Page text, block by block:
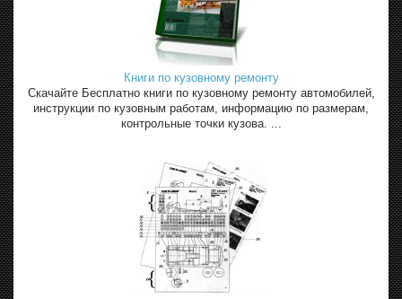
Книги по кузовному ремонту
Скачайте Бесплатно книги по кузовному ремонту автомобилей,
инструкции по кузовным работам, информацию по размерам,
контрольные точки кузова. ...